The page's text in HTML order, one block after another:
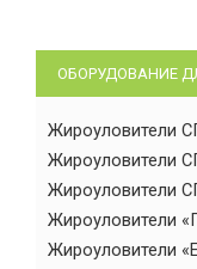
ОБОРУДОВАНИЕ
Жироуловители
Жироуловители
Жироуловители
Жироуловители
Жироуловители